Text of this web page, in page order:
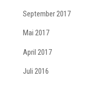
September 2017
Mai 2017
April 2017
Juli 2016